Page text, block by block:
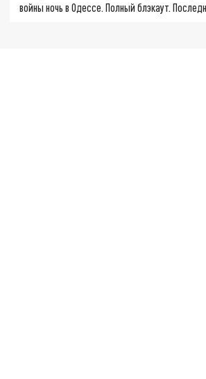
войны ночь в Одессе. Полный блэкаут.